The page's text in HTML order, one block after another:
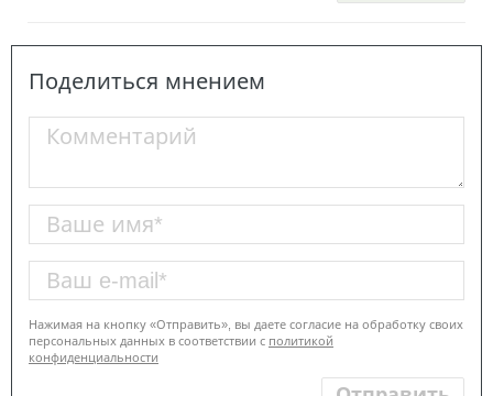
Поделиться мнением
Нажимая на кнопку «Отправить», вы даете согласие на обработку своих
персональных данных в соответствии с политикой
конфиденциальности